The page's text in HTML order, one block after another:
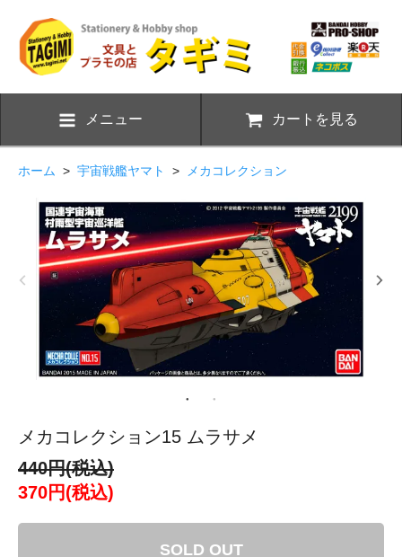
メニュー カートを見る
ホーム > 宇宙戦艦ヤマト > メカコレクション
メカコレクション15 ムラサメ
440円(税込)
370円(税込)
SOLD OUT